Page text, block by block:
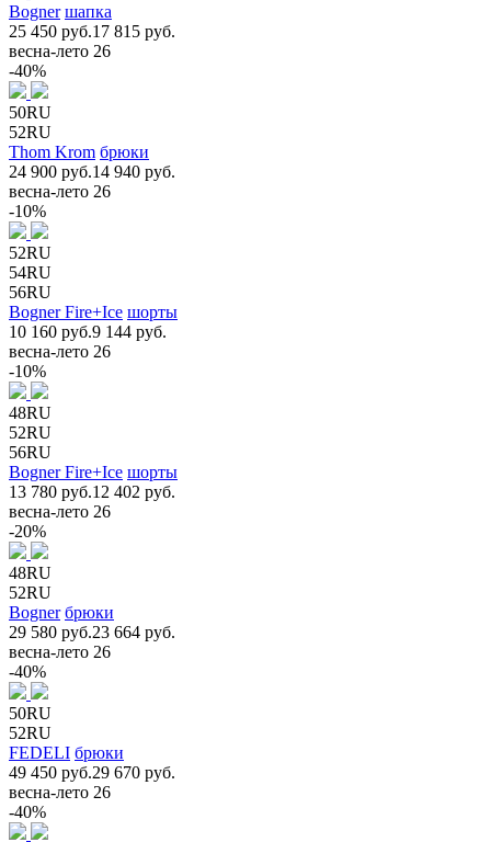
Bogner шапка
25 450 руб.17 815 руб.
весна-лето 26
-40%
50RU
52RU
Thom Krom брюки
24 900 руб.14 940 руб.
весна-лето 26
-10%
52RU
54RU
56RU
Bogner Fire+Ice шорты
10 160 руб.9 144 руб.
весна-лето 26
-10%
48RU
52RU
56RU
Bogner Fire+Ice шорты
13 780 руб.12 402 руб.
весна-лето 26
-20%
48RU
52RU
Bogner брюки
29 580 руб.23 664 руб.
весна-лето 26
-40%
50RU
52RU
FEDELI брюки
49 450 руб.29 670 руб.
весна-лето 26
-40%